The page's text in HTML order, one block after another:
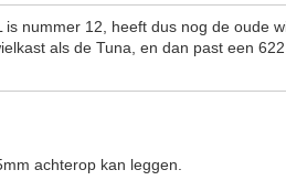
nummer 12, heeft dus nog de oude
als de Tuna, en dan past een
achterop kan leggen.